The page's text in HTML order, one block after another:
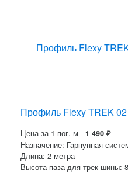
Профиль Flexy TREK
Цена за 1 пог. м - 1 490 ₽
Назначение: Гарпунная
Длина: 2 метра
Высота паза для трек-шины: